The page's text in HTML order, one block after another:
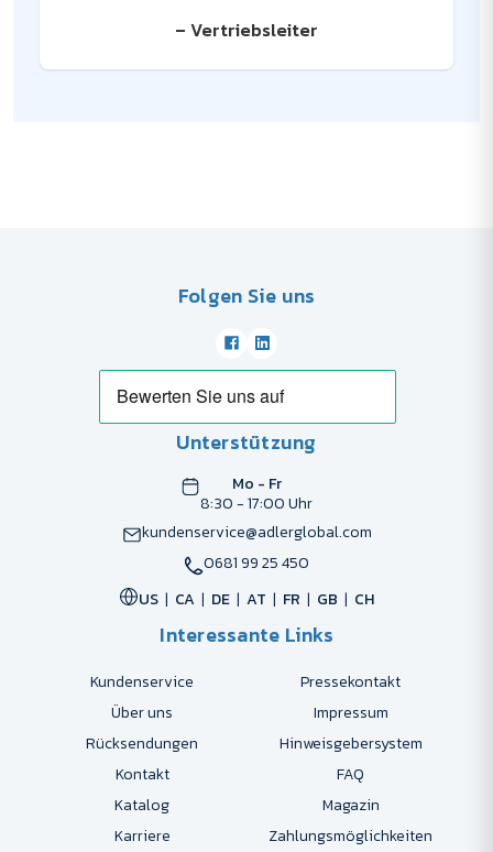
– Vertriebsleiter
Folgen Sie uns
Unterstützung
Mo - Fr
8:30 - 17:00 Uhr
kundenservice@adlerglobal.com
0681 99 25 450
US
CA DE AT FR GB CH
Interessante Links
Kundenservice
Pressekontakt
Über uns
Impressum
Rücksendungen
Hinweisgebersystem
Kontakt
FAQ
Katalog
Magazin
Karriere
Zahlungsmöglichkeiten